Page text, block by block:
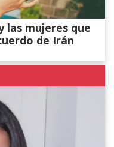
las mujeres que
de Irán